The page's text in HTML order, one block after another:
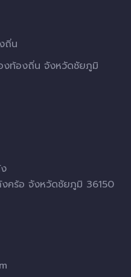
ถิ่น
งท้องถิ่น จังหวัดชัยภูมิ
คร้อ จังหวัดชัยภูมิ 36150